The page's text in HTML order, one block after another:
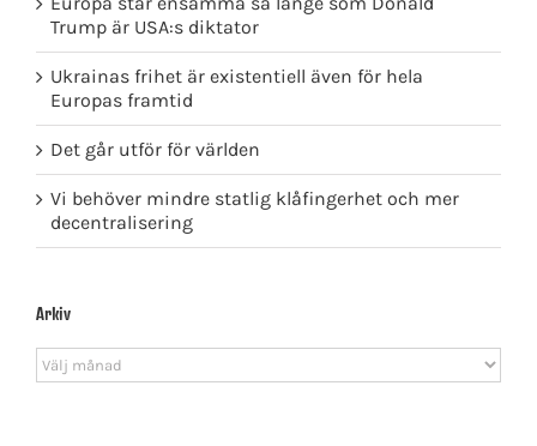
Trump är USA:s diktator
Ukrainas frihet är existentiell även för hela
Europas framtid
Det går utför för världen
Vi behöver mindre statlig klåfingerhet och mer
decentralisering
Arkiv
Arkiv